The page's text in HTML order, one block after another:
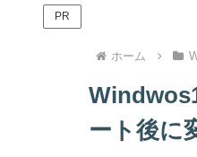
PR
ホーム
ート後に